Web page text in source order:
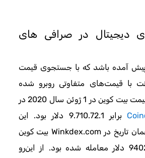
دیجیتال در صرافی های
پیش آمده باشد که با جستجوی قیمت
با قیمت‌های متفاوتی روبرو شده
باشند. برای نمونه قیمت بیت کوین در 1 ژوئن سال 2020 در
برابر 9.710.72.1 دلار بود. این
درحالیست که در همان تاریخ در Winkdex.com بیت کوین
برابر با قیمت 9402.79 دلار معامله شده بود. از این‌رو